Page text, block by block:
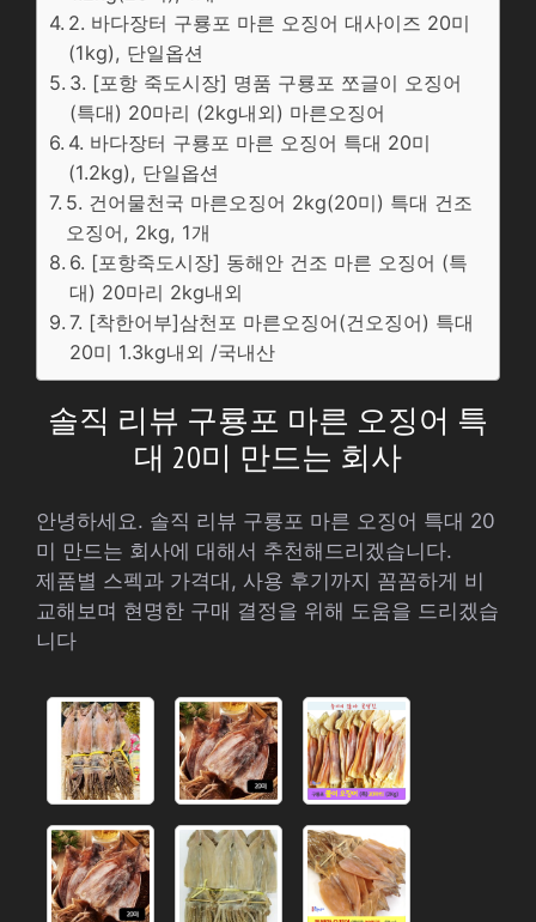
2. 바다장터 구룡포 마른 오징어 대사이즈 20미
(1kg), 단일옵션
3. [포항 죽도시장] 명품 구룡포 쪼글이 오징어
(특대) 20마리 (2kg내외) 마른오징어
4. 바다장터 구룡포 마른 오징어 특대 20미
(1.2kg), 단일옵션
5. 건어물천국 마른오징어 2kg(20미) 특대 건조
오징어, 2kg, 1개
6. [포항죽도시장] 동해안 건조 마른 오징어 (특
대) 20마리 2kg내외
7. [착한어부]삼천포 마른오징어(건오징어) 특대
20미 1.3kg내외 /국내산
솔직 리뷰 구룡포 마른 오징어 특
대 20미 만드는 회사
안녕하세요. 솔직 리뷰 구룡포 마른 오징어 특대 20
미 만드는 회사에 대해서 추천해드리겠습니다.
제품별 스펙과 가격대, 사용 후기까지 꼼꼼하게 비
교해보며 현명한 구매 결정을 위해 도움을 드리겠습
니다